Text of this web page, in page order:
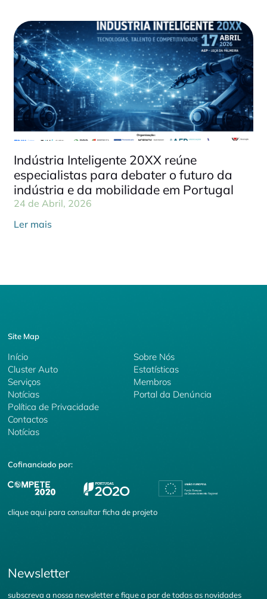
Indústria Inteligente 20XX reúne
especialistas para debater o futuro da
indústria e da mobilidade em Portugal
24 de Abril, 2026
Ler mais
Site Map
Início
Cluster Auto
Serviços
Sobre Nós
Estatísticas
Membros
Notícias
Política de Privacidade
Portal da Denúncia
Contactos
Notícias
Cofinanciado por:
cliqueaqui para consultar ficha de projeto
Newsletter
subscreva a nossa newsletter e fique a par de todas as novidades